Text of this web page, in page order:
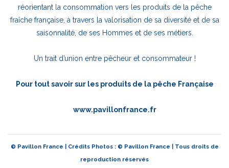
réorientant la consommation vers les produits de la pêche
fraîche française, à travers la valorisation de sa diversité et de sa
saisonnalité, de ses Hommes et de ses métiers.
Un trait d’union entre pêcheur et consommateur !
Pour tout savoir sur les produits de la pêche Française
www.pavillonfrance.fr
© Pavillon France | Crédits Photos : © Pavillon France | Tous droits de
reproduction réservés